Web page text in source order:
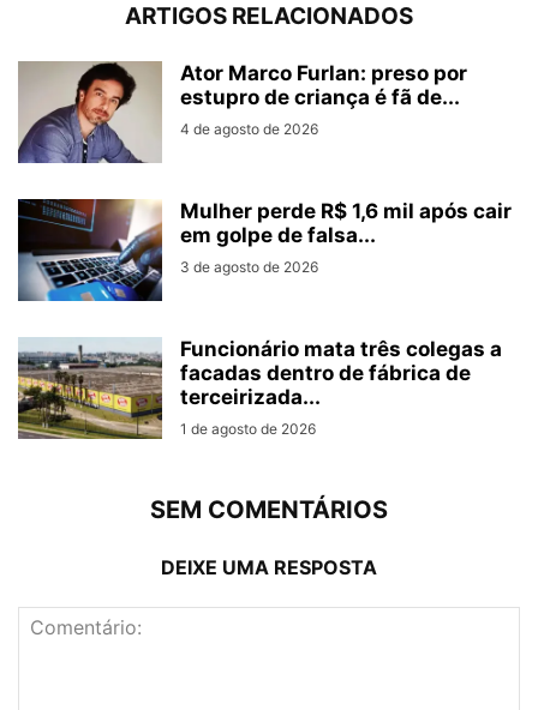
ARTIGOS RELACIONADOS
Ator Marco Furlan: preso por
estupro de criança é fã de...
4 de agosto de 2026
Mulher perde R$ 1,6 mil após cair
em golpe de falsa...
3 de agosto de 2026
Funcionário mata três colegas a
facadas dentro de fábrica de
terceirizada...
1 de agosto de 2026
SEM COMENTÁRIOS
DEIXE UMA RESPOSTA